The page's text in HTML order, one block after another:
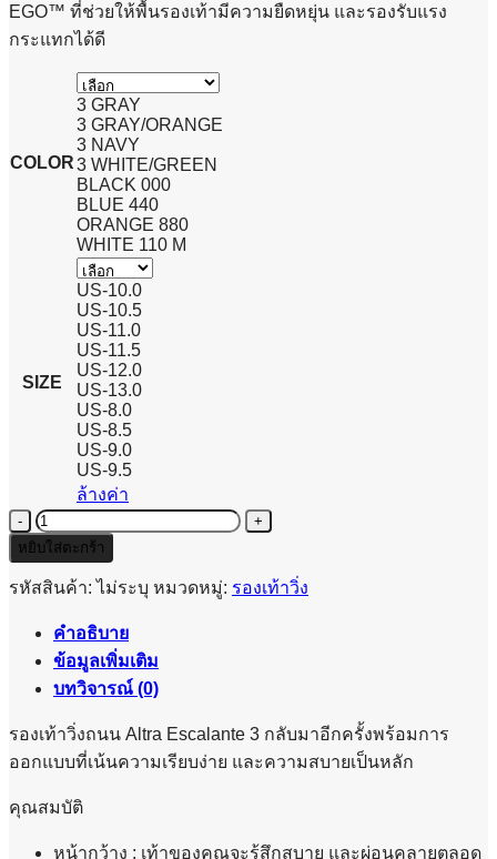
EGO™ ที่ช่วยให้พื้นรองเท้ามีความยืดหยุ่น และรองรับแรง
กระแทกได้ดี
COLOR
3 GRAY
3 GRAY/ORANGE
3 NAVY
3 WHITE/GREEN
BLACK 000
BLUE 440
ORANGE 880
WHITE 110 M
SIZE
US-10.0
US-10.5
US-11.0
US-11.5
US-12.0
US-13.0
US-8.0
US-8.5
US-9.0
US-9.5
ล้างค่า
จำนวน
ALTRA
ESCALANTE
3
MEN
ชิ้น
หยิบใส่ตะกร้า
รหัสสินค้า:ไม่ระบุ หมวดหมู่: รองเท้าวิ่ง
คำอธิบาย
ข้อมูลเพิ่มเติม
บทวิจารณ์ (0)
รองเท้าวิ่งถนน Altra Escalante 3 กลับมาอีกครั้งพร้อมการ
ออกแบบที่เน้นความเรียบง่าย และความสบายเป็นหลัก
คุณสมบัติ
หน้ากว้าง : เท้าของคุณจะรู้สึกสบาย และผ่อนคลายตลอด